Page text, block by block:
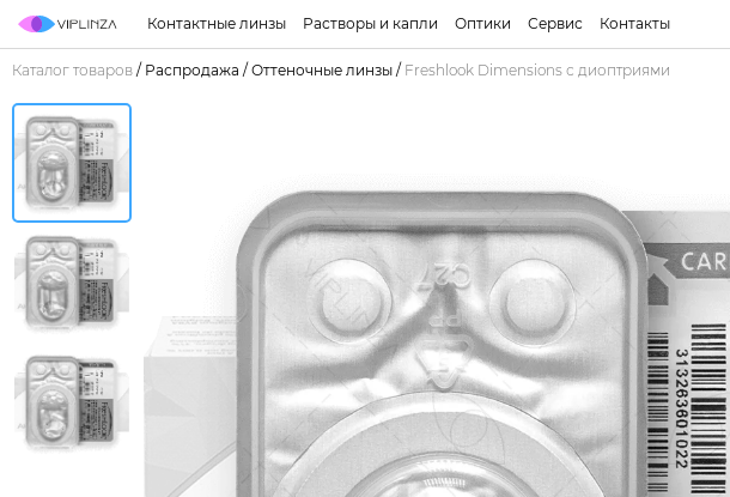
Контактные линзы Растворы и капли Оптики Сервис Контакты
Каталог товаров / Распродажа / Оттеночные линзы / Freshlook Dimensions с диоптриями